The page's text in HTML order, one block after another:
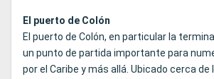
El puerto de Colón
El puerto de Colón, en particular la
un punto de partida importante para
por el Caribe y más allá. Ubicado cerca